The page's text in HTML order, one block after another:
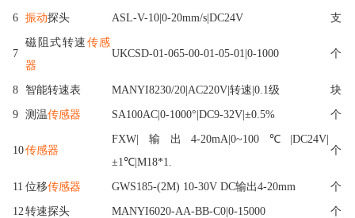
6 振动探头 ASL-V-10|0-20mm/s|DC24V 支
7
磁阻式转速传感
器
UKCSD-01-065-00-01-05-01|0-1000 个
8 智能转速表 MANYI8230/20|AC220V|转速|0.1级
块
9 测温传感器 SA100AC|0-1000°|DC9-32V|±0.5% 个
10传感器
FXW|输出4-20mA|0~100℃|DC24V|
±1℃|M18*1.
个
11 位移传感器 GWS185-(2M) 10-30V DC输出4-20mm
个
12 转速探头 MANYI6020-AA-BB-C0|0-15000 个